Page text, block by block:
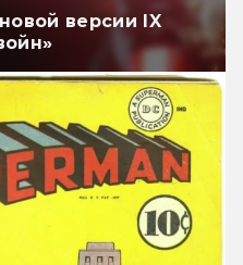
версии IX